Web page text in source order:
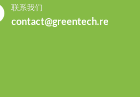
联系我们
contact@greentech.re